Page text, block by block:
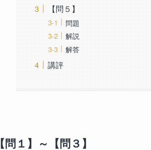
【問５】
問題
解説
解答
講評
【問１】～【問３】